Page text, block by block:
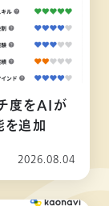
チ度をAIが
を追加
2026.08.04